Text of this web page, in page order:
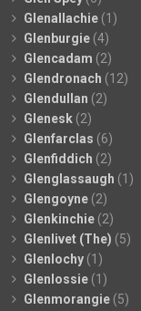
Glenallachie (1)
Glenburgie (4)
Glencadam (2)
Glendronach (12)
Glendullan (2)
Glenesk (2)
Glenfarclas (6)
Glenfiddich (2)
Glenglassaugh (1)
Glengoyne (2)
Glenkinchie (2)
Glenlivet (The) (5)
Glenlochy (1)
Glenlossie (1)
Glenmorangie (5)